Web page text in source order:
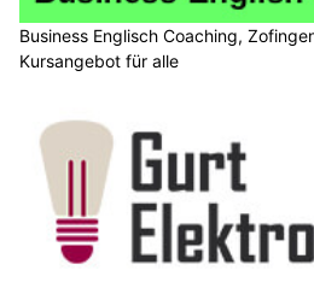
Business Englisch Coaching,
Kursangebot für alle